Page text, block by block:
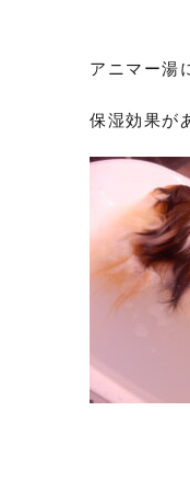
アニマー湯
保湿効果が